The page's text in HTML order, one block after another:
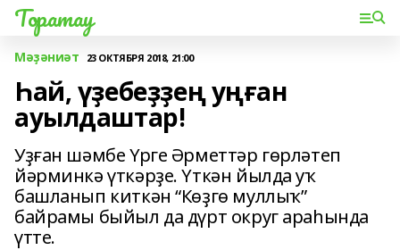
Торатау
Мәҙәниәт 23 ОКТЯБРЯ 2018, 21:00
Һай, үҙебеҙҙең уңған
ауылдаштар!
Уҙған шәмбе Үрге Әрметтәр гөрләтеп
йәрминкә үткәрҙе. Үткән йылда уҡ
башланып киткән “Көҙгө муллыҡ”
байрамы быйыл да дүрт округ араһында
үтте.